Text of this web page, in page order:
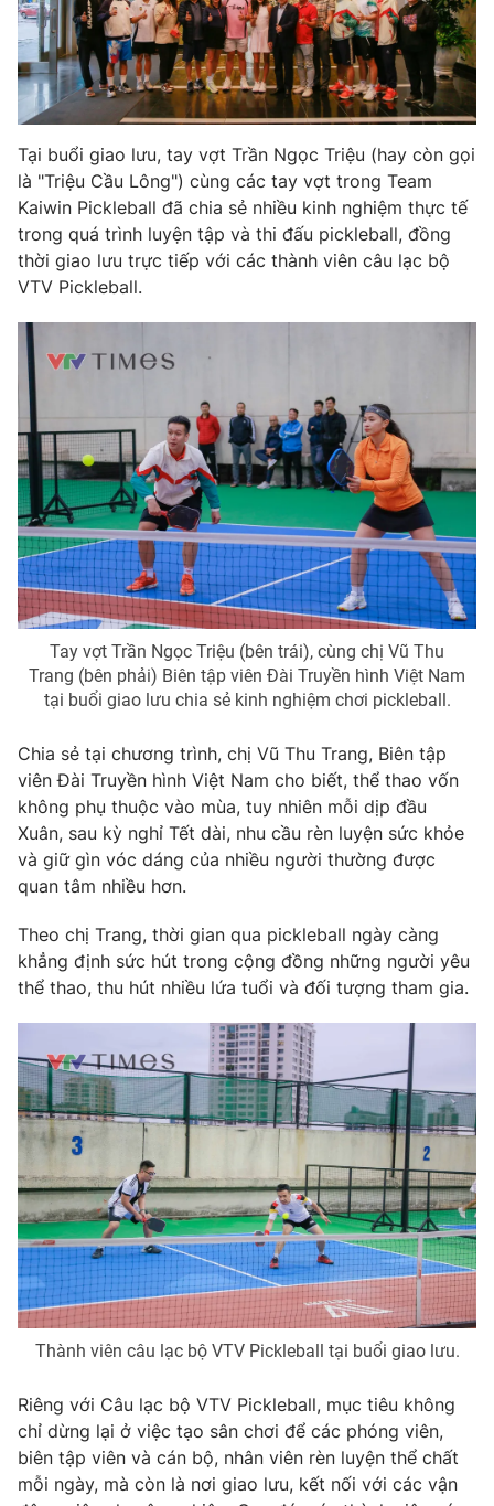
Photo Infographic
Video Shorts video
VTV Money VTV Thể thao
VTV Sức khoẻ Bất động sản
VTV4
VTV9 VTV8
Liên hệ tòa soạn
THỜI BÁO VTV
Theo dõi báo trên
Cơ quan chủ quản:Đài Truyền hình Việt Nam
Cơ quan báo chí:Thời báo VTV
Giấy phép hoạt động báo in và báo điện tử số 483/GP-BTTTT
cấp ngày 29/12/2023
Tổng Biên tập:Vũ Thanh Thủy
Phó Tổng Biên tập: Nguyễn Thị Mỹ Hạnh, Phạm Quốc Thắng,
Tổng đài VTV:
024.38 355 931 - 024.38 355 932
Ðiện thoại Thời báo VTV:024.66 897 897
024-7300.7108
® Cấm sao chép dưới mọi hình thức nếu không có sự chấp
thông tin từ website này.
Tại buổi giao lưu, tay vợt Trần Ngọc Triệu (hay còn gọi
là "Triệu Cầu Lông") cùng các tay vợt trong Team
Kaiwin Pickleball đã chia sẻ nhiều kinh nghiệm thực tế
trong quá trình luyện tập và thi đấu pickleball, đồng
thời giao lưu trực tiếp với các thành viên câu lạc bộ
VTV Pickleball.
Tay vợt Trần Ngọc Triệu (bên trái), cùng chị Vũ Thu
Trang (bên phải) Biên tập viên Đài Truyền hình Việt Nam
tại buổi giao lưu chia sẻ kinh nghiệm chơi pickleball.
Chia sẻ tại chương trình, chị Vũ Thu Trang, Biên tập
viên Đài Truyền hình Việt Nam cho biết, thể thao vốn
không phụ thuộc vào mùa, tuy nhiên mỗi dịp đầu
Xuân, sau kỳ nghỉ Tết dài, nhu cầu rèn luyện sức khỏe
và giữ gìn vóc dáng của nhiều người thường được
quan tâm nhiều hơn.
Theo chị Trang, thời gian qua pickleball ngày càng
khẳng định sức hút trong cộng đồng những người yêu
thể thao, thu hút nhiều lứa tuổi và đối tượng tham gia.
Thành viên câu lạc bộ VTV Pickleball tại buổi giao lưu.
Riêng với Câu lạc bộ VTV Pickleball, mục tiêu không
chỉ dừng lại ở việc tạo sân chơi để các phóng viên,
biên tập viên và cán bộ, nhân viên rèn luyện thể chất
mỗi ngày, mà còn là nơi giao lưu, kết nối với các vận